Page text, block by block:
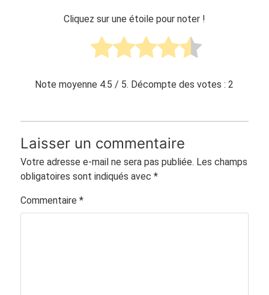
Cliquez sur une étoile pour noter !
Note moyenne 4.5 / 5. Décompte des votes :2
Laisser un commentaire
Votre adresse e-mail ne sera pas publiée. Les champs
obligatoires sont indiqués avec *
Commentaire *